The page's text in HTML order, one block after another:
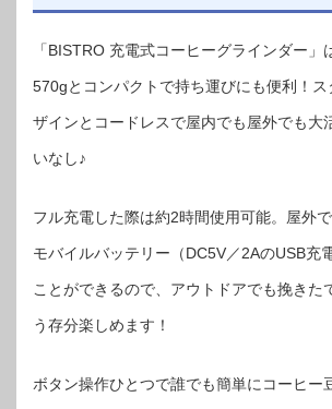
「BISTRO 充電式コーヒーグラインダー」
570gとコンパクトで持ち運びにも便利！
ザインとコードレスで屋内でも屋外でも大
いなし♪
フル充電した際は約2時間使用可能。屋外で
モバイルバッテリー（DC5V／2AのUSB充
ことができるので、アウトドアでも挽きた
う存分楽しめます！
ボタン操作ひとつで誰でも簡単にコーヒー